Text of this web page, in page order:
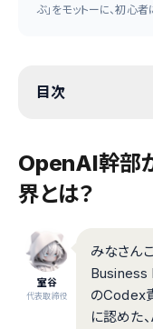
ぶ」をモットーに、初心者
目次
OpenAI幹部
界とは？
室谷
代表取締役
みなさん
Business
のCodex
に認めた